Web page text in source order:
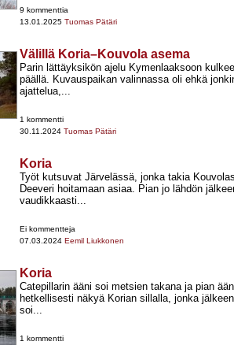
9 kommenttia
13.01.2025 Tuomas Pätäri
Välillä Koria–Kouvola asema
Parin lättäyksikön ajelu Kymenlaaksoon
päällä. Kuvauspaikan valinnassa oli ehkä
ajattelua,...
1 kommentti
30.11.2024 Tuomas Pätäri
Koria
Työt kutsuvat Järvelässä, jonka takia
Deeveri hoitamaan asiaa. Pian jo lähdön
vaudikkaasti...
Ei kommentteja
07.03.2024 Eemil Liukkonen
Koria
Catepillarin ääni soi metsien takana ja pian
hetkellisesti näkyä Korian sillalla, jonka
soi...
1 kommentti